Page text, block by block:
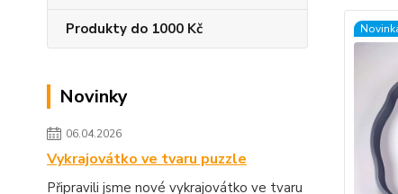
Produkty do 1000 Kč
Novinky
06.04.2026
Vykrajovátko ve tvaru puzzle
Připravili jsme nové vykrajovátko ve tvaru